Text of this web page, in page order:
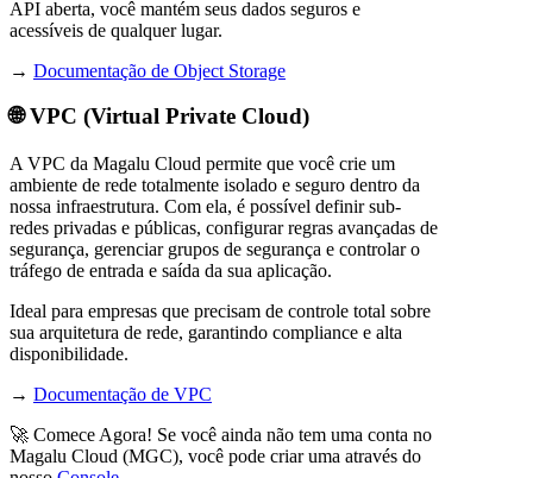
API aberta, você mantém seus dados seguros e
acessíveis de qualquer lugar.
→ Documentação de Object Storage
🌐 VPC (Virtual Private Cloud)
A VPC da Magalu Cloud permite que você crie um
ambiente de rede totalmente isolado e seguro dentro da
nossa infraestrutura. Com ela, é possível definir sub-
redes privadas e públicas, configurar regras avançadas de
segurança, gerenciar grupos de segurança e controlar o
tráfego de entrada e saída da sua aplicação.
Ideal para empresas que precisam de controle total sobre
sua arquitetura de rede, garantindo compliance e alta
disponibilidade.
→ Documentação de VPC
🚀 Comece Agora! Se você ainda não tem uma conta no
Magalu Cloud (MGC), você pode criar uma através do